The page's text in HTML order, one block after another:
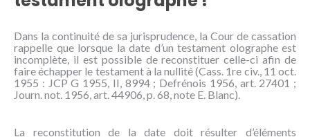
CONNAÎTRE
CONTACT
Dans la continuité de sa jurisprudence, la Cour de cassation
rappelle que lorsque la date d’un testament olographe est
incomplète, il est possible de reconstituer celle-ci afin de
faire échapper le testament à la nullité (Cass. 1re civ., 11 oct.
1955 : JCP G 1955, II, 8994 ; Defrénois 1956, art. 27401 ;
Journ. not. 1956, art. 44906, p. 68, note E. Blanc).
La reconstitution de la date doit résulter d’éléments